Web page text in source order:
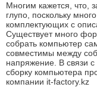
Многим кажется, что,
глупо, поскольку
комплектующих с
Существует много
собрать компьютер
совместимы между
напряжение. В связи
сборку компьютера
компании it-factory.kz